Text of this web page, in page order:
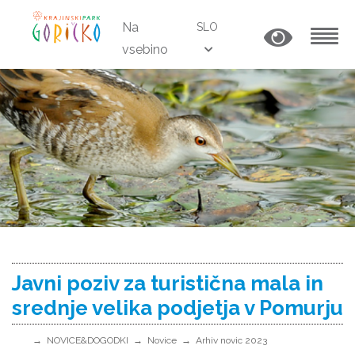
Na
vsebino
SLO
Javni poziv za turistična mala in
srednje velika podjetja v Pomurju
NOVICE&DOGODKI Novice Arhiv novic 2023